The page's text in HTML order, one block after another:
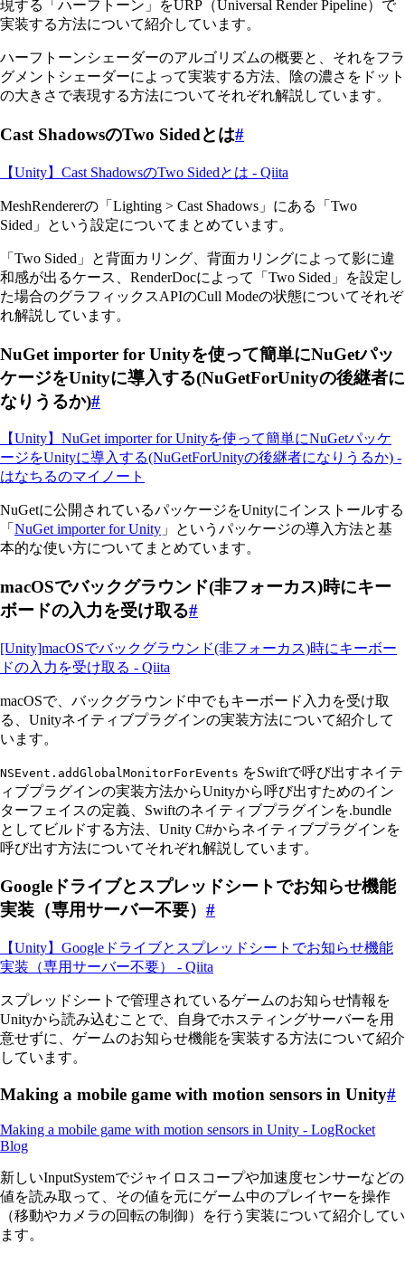
現する「ハーフトーン」をURP（Universal Render Pipeline）で
実装する方法について紹介しています。
ハーフトーンシェーダーのアルゴリズムの概要と、それをフラ
グメントシェーダーによって実装する方法、陰の濃さをドット
の大きさで表現する方法についてそれぞれ解説しています。
Cast ShadowsのTwo Sidedとは#
【Unity】Cast ShadowsのTwo Sidedとは - Qiita
MeshRendererの「Lighting > Cast Shadows」にある「Two
Sided」という設定についてまとめています。
「Two Sided」と背面カリング、背面カリングによって影に違
和感が出るケース、RenderDocによって「Two Sided」を設定し
た場合のグラフィックスAPIのCull Modeの状態についてそれぞ
れ解説しています。
NuGet importer for Unityを使って簡単にNuGetパッ
ケージをUnityに導入する(NuGetForUnityの後継者に
なりうるか)#
【Unity】NuGet importer for Unityを使って簡単にNuGetパッケ
ージをUnityに導入する(NuGetForUnityの後継者になりうるか) -
はなちるのマイノート
NuGetに公開されているパッケージをUnityにインストールする
「 NuGet importer for Unity 」というパッケージの導入方法と基
本的な使い方についてまとめています。
macOSでバックグラウンド(非フォーカス)時にキー
ボードの入力を受け取る#
[Unity]macOSでバックグラウンド(非フォーカス)時にキーボー
ドの入力を受け取る - Qiita
macOSで、バックグラウンド中でもキーボード入力を受け取
る、Unityネイティブプラグインの実装方法について紹介して
います。
NSEvent.addGlobalMonitorForEvents をSwiftで呼び出すネイテ
ィブプラグインの実装方法からUnityから呼び出すためのイン
ターフェイスの定義、Swiftのネイティブプラグインを.bundle
としてビルドする方法、Unity C#からネイティブプラグインを
呼び出す方法についてそれぞれ解説しています。
Googleドライブとスプレッドシートでお知らせ機能
実装（専用サーバー不要） #
【Unity】Googleドライブとスプレッドシートでお知らせ機能
実装（専用サーバー不要） - Qiita
スプレッドシートで管理されているゲームのお知らせ情報を
Unityから読み込むことで、自身でホスティングサーバーを用
意せずに、ゲームのお知らせ機能を実装する方法について紹介
しています。
Making a mobile game with motion sensors in Unity#
Making a mobile game with motion sensors in Unity - LogRocket
Blog
新しいInputSystemでジャイロスコープや加速度センサーなどの
値を読み取って、その値を元にゲーム中のプレイヤーを操作
（移動やカメラの回転の制御）を行う実装について紹介してい
ます。